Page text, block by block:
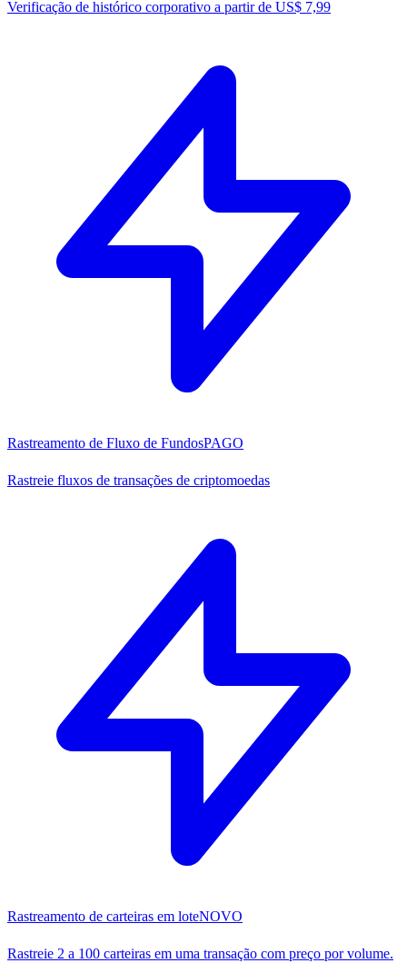
Verificação de histórico corporativo a partir de US$ 7,99
Rastreamento de Fluxo de FundosPAGO
Rastreie fluxos de transações de criptomoedas
Rastreamento de carteiras em loteNOVO
Rastreie 2 a 100 carteiras em uma transação com preço por volume.